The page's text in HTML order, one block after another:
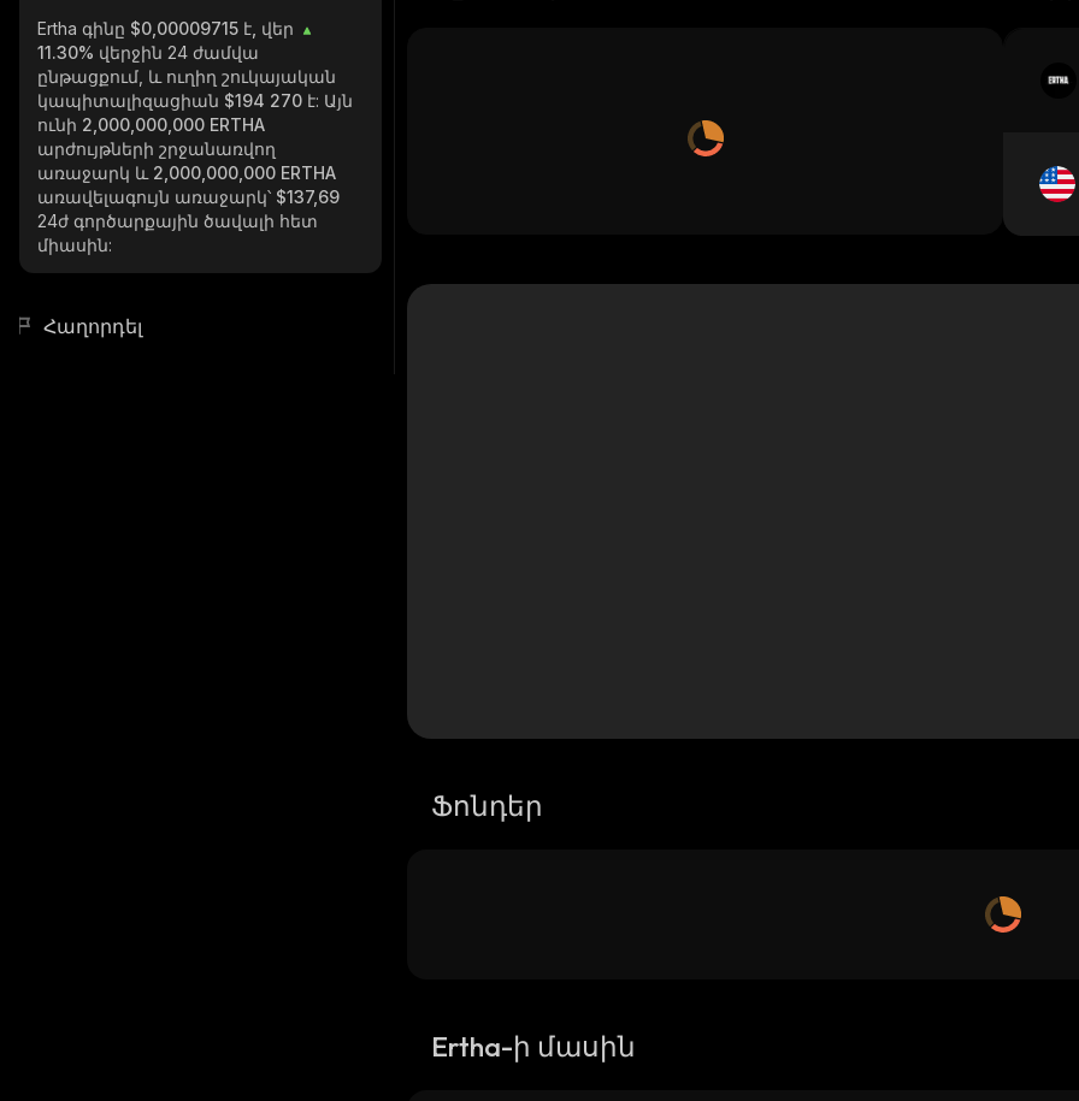
Ertha գինը $0,00009715 է, վեր
11.30% վերջին 24 ժամվա
ընթացքում, և ուղիղ շուկայական
կապիտալիզացիան $194 270 է: Այն
ունի 2,000,000,000 ERTHA
արժույթների շրջանառվող
առաջարկ և 2,000,000,000 ERTHA
առավելագույն առաջարկ՝ $137,69
24ժ գործարքային ծավալի հետ
միասին:
Հաղորդել
Ֆոնդեր
Ertha-ի մասին